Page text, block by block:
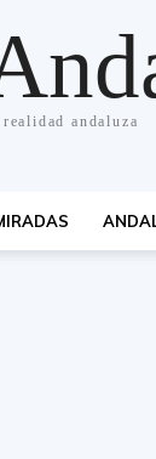
andaluza